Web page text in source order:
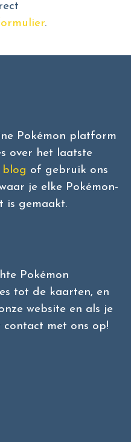
.
Pokémon platform
over het laatste
blog of gebruik ons
je elke Pokémon-
is gemaakt.
Pokémon
tot de kaarten, en
website en als je
contact met ons op!